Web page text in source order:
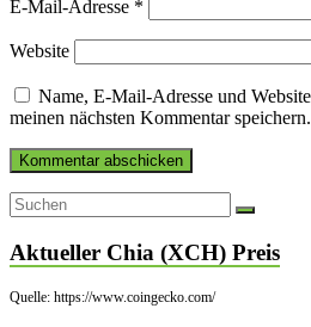
E-Mail-Adresse *
Website
Name, E-Mail-Adresse und
meinen nächsten Kommentar speichern.
Aktueller Chia (XCH) Preis
Quelle: https://www.coingecko.com/